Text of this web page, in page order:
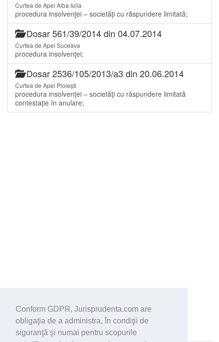
Conform GDPR, Jurisprudenta.com are
obligaţia de a administra, în condiţii de
siguranţă şi numai pentru scopurile
Curtea de Apel Alba Iulia
procedura insolvenţei – societăţi cu răspundere limitată;
Dosar 561/39/2014 din 04.07.2014
Curtea de Apel Suceava
procedura insolvenţei;
Dosar 2536/105/2013/a3 din 20.06.2014
Curtea de Apel Ploiești
procedura insolvenţei – societăţi cu răspundere limitată
contestaţie în anulare;